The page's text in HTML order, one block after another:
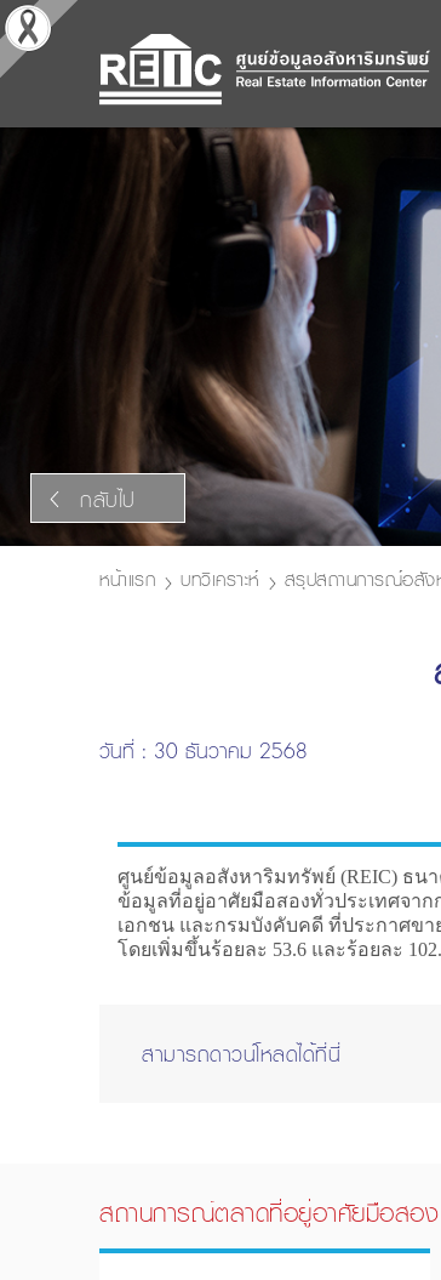
กลับไป
หน้าแรก บทวิเคราะห์ สรุปสถานการณ์อสัง
วันที่ : 30 ธันวาคม 2568
ศูนย์ข้อมูลอสังหาริมทรัพย์ (REIC) ธนา
ข้อมูลที่อยู่อาศัยมือสองทั่วประเทศจา
เอกชน และกรมบังคับคดี ที่ประกาศขา
โดยเพิ่มขึ้นร้อยละ 53.6 และร้อยละ
สามารถดาวน์โหลดได้ที่นี่
สถานการณ์ตลาดที่อยู่อาศัยมือสอ